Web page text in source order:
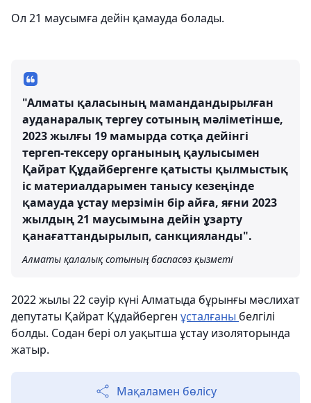
Ол 21 маусымға дейін қамауда болады.
"Алматы қаласының мамандандырылған
ауданаралық тергеу сотының мәліметінше,
2023 жылғы 19 мамырда сотқа дейінгі
тергеп-тексеру органының қаулысымен
Қайрат Құдайбергенге қатысты қылмыстық
іс материалдарымен танысу кезеңінде
қамауда ұстау мерзімін бір айға, яғни 2023
жылдың 21 маусымына дейін ұзарту
қанағаттандырылып, санкцияланды".
Алматы қалалық сотының баспасөз қызметі
2022 жылы 22 сәуір күні Алматыда бұрынғы мәслихат
депутаты Қайрат Құдайберген ұсталғаны белгілі
болды. Содан бері ол уақытша ұстау изоляторында
жатыр.
Мақаламен бөлісу